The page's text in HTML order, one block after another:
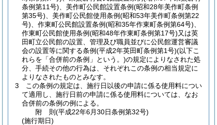
条例第11号) 、美作町公民館設置条例(昭和28年美作町条例
第35号) 、美作町公民館使用条例(昭和53年美作町条例第22
号) 、作東町公民館設置条例(昭和35年作東町条例第64号)
作東町公民館使用条例(昭和48年作東町条例第17号)又は英
田町立公民館の設置、管理及び職員並びに公民館運営審議
会の設置等に関する条例(平成2年英田町条例第1号)(以下こ
れらを「合併前の条例」という。)の規定によりなされた処
分、手続その他の行為は、それぞれこの条例の相当規定に
よりなされたものとみなす。
3
この条例の規定は、施行日以後の申請に係る使用料につい
て適用し、施行日前の申請に係る使用料については、なお
合併前の条例の例による。
附 則(平成22年6月30日条例第32号)
(施行期日)